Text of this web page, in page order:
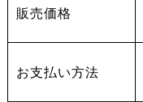
販売価格
お支払い方法